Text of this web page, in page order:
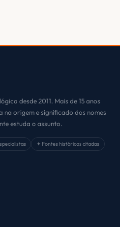
desde 2011. Mais de 15 anos
origem e significado dos nomes
estuda o assunto.
✦ Fontes históricas citadas